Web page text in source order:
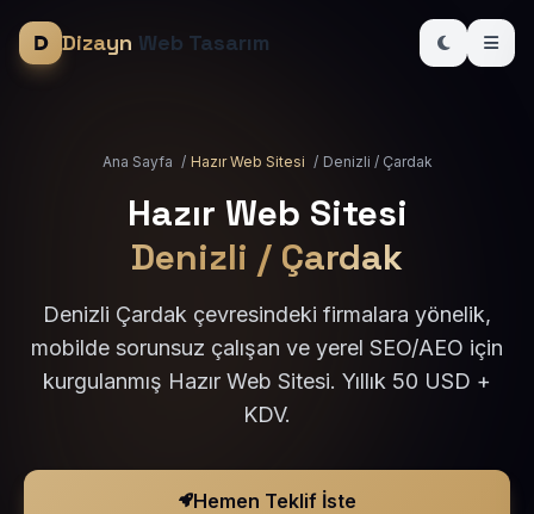
Dizayn Web Tasarım
Ana Sayfa / Hazır Web Sitesi / Denizli / Çardak
Hazır Web Sitesi
Denizli / Çardak
Denizli Çardak çevresindeki firmalara yönelik,
mobilde sorunsuz çalışan ve yerel SEO/AEO için
kurgulanmış Hazır Web Sitesi. Yıllık 50 USD +
KDV.
Hemen Teklif İste